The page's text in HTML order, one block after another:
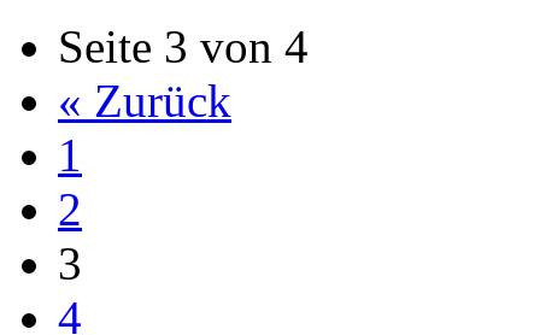
Seite 3 von 4
« Zurück
1
2
3
4